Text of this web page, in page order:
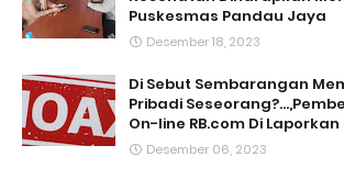
Puskesmas Pandau Jaya
Desember 18, 2023
Di Sebut Sembarangan
Pribadi
On-line RB.com Di Laporkan
Desember 06, 2023